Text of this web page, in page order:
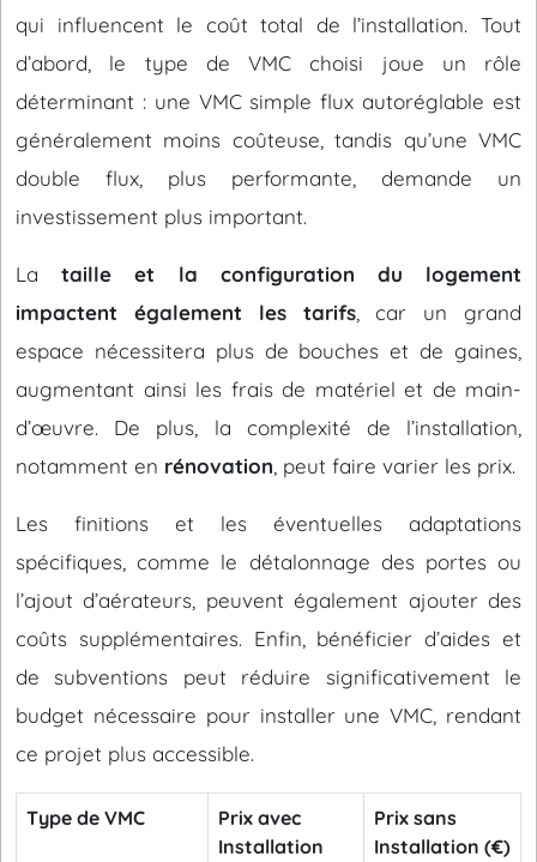
qui influencent le coût total de l’installation. Tout
d’abord, le type de VMC choisi joue un rôle
déterminant : une VMC simple flux autoréglable est
généralement moins coûteuse, tandis qu’une VMC
double flux, plus performante, demande un
investissement plus important.
Lataille et la configuration du logement
impactent également les tarifs, car un grand
espace nécessitera plus de bouches et de gaines,
augmentant ainsi les frais de matériel et de main-
d’œuvre. De plus, la complexité de l’installation,
notamment en rénovation , peut faire varier les prix.
Les finitions et les éventuelles adaptations
spécifiques, comme le détalonnage des portes ou
l’ajout d’aérateurs, peuvent également ajouter des
coûts supplémentaires. Enfin, bénéficier d’aides et
de subventions peut réduire significativement le
budget nécessaire pour installer une VMC, rendant
ce projet plus accessible.
Type de VMC
Prix avec
Installation
Prix sans
Installation (€)